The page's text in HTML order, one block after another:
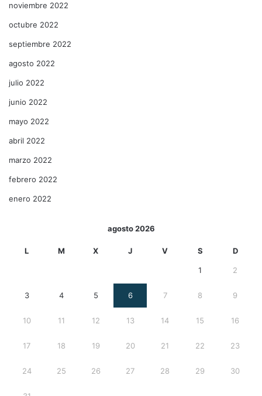
noviembre 2022
octubre 2022
septiembre 2022
agosto 2022
julio 2022
junio 2022
mayo 2022
abril 2022
marzo 2022
febrero 2022
enero 2022
agosto 2026
L M X J V S D
1 2
3 4 5 6 7 8 9
10 11 12 13 14 15 16
17 18 19 20 21 22 23
24 25 26 27 28 29 30